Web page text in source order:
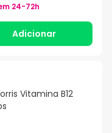
24-72h
Adicionar
Vitamina B12